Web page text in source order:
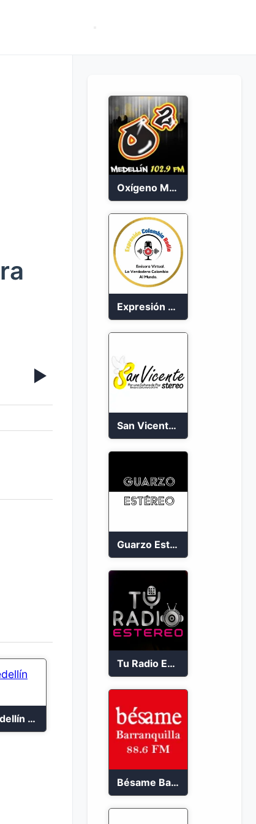
Telemedellín Radio
Oxígeno Medellín 90.9 FM en vivo
Expresión Colombia Radio en vivo 24/7
San Vicente de Chucuri 91.2 FM
Guarzo Estéreo 24/7
Tu Radio Estéreo 24/7
Bésame Barranquilla en vivo 88.6 FM